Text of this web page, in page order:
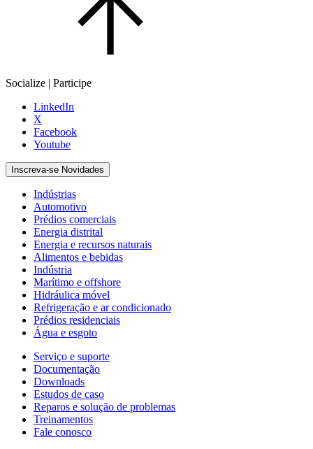
Socialize | Participe
LinkedIn
X
Facebook
Youtube
Inscreva-se Novidades
Indústrias
Automotivo
Prédios comerciais
Energia distrital
Energia e recursos naturais
Alimentos e bebidas
Indústria
Marítimo e offshore
Hidráulica móvel
Refrigeração e ar condicionado
Prédios residenciais
Água e esgoto
Serviço e suporte
Documentação
Downloads
Estudos de caso
Reparos e solução de problemas
Treinamentos
Fale conosco